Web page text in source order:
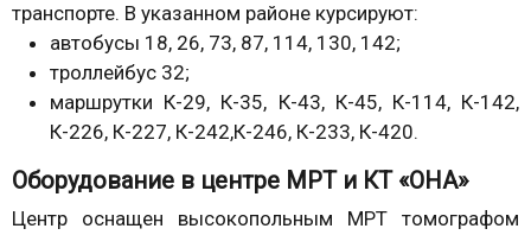
транспорте. В указанном районе курсируют:
автобусы 18, 26, 73, 87, 114, 130, 142;
троллейбус 32;
маршрутки К-29, К-35, К-43, К-45, К-114, К-142,
К-226, К-227, К-242,К-246, К-233, К-420.
Оборудование в центре МРТ и КТ «ОНА»
Центр оснащен высокопольным МРТ томографом